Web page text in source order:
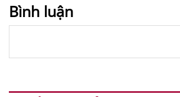
Bình luận